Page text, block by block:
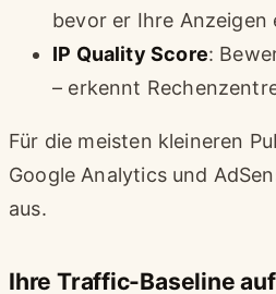
bevor er Ihre Anzeigen
IP Quality Score:
– erkennt
Für die meisten kleineren
Google Analytics und
aus.
Ihre Traffic-Baseline